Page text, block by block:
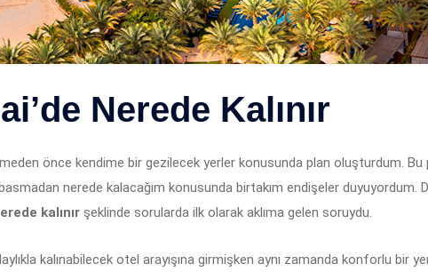
Nerede Kalınır
önce kendime bir gezilecek yerler konusunda plan oluşturdum. Bu
nerede kalacağım konusunda birtakım endişeler duyuyordum.
kalınır şeklinde sorularda ilk olarak aklıma gelen soruydu.
kalınabilecek otel arayışına girmişken aynı zamanda konforlu bir